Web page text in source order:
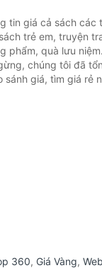
tin giá cả sách các
trẻ em, truyện
phẩm, quà lưu
chúng tôi đã
giá, tìm giá rẻ
360, Giá Vàng,